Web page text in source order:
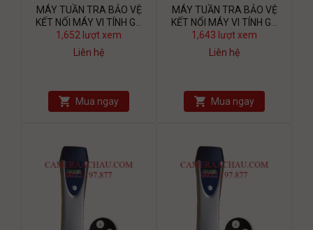
MÁY TUẦN TRA BẢO VỆ
KẾT NỐI MÁY VI TÍNH GS
6000C
1,652 lượt xem
Liên hệ
Mua ngay
MÁY TUẦN TRA BẢO VỆ
KẾT NỐI MÁY VI TÍNH GS
7000C
1,643 lượt xem
Liên hệ
Mua ngay